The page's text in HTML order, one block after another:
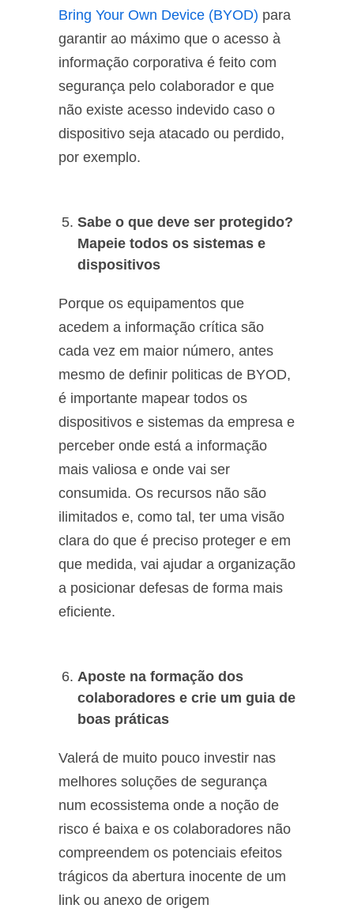
Bring Your Own Device (BYOD) para
garantir ao máximo que o acesso à
informação corporativa é feito com
segurança pelo colaborador e que
não existe acesso indevido caso o
dispositivo seja atacado ou perdido,
por exemplo.
Sabe o que deve ser protegido?
Mapeie todos os sistemas e
dispositivos
Porque os equipamentos que
acedem a informação crítica são
cada vez em maior número, antes
mesmo de definir politicas de BYOD,
é importante mapear todos os
dispositivos e sistemas da empresa e
perceber onde está a informação
mais valiosa e onde vai ser
consumida. Os recursos não são
ilimitados e, como tal, ter uma visão
clara do que é preciso proteger e em
que medida, vai ajudar a organização
a posicionar defesas de forma mais
eficiente.
Aposte na formação dos
colaboradores e crie um guia de
boas práticas
Valerá de muito pouco investir nas
melhores soluções de segurança
num ecossistema onde a noção de
risco é baixa e os colaboradores não
compreendem os potenciais efeitos
trágicos da abertura inocente de um
link ou anexo de origem